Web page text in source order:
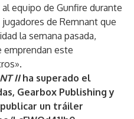
equipo de Gunfire durante
de Remnant que
la semana pasada,
emprendan este
IIha superado el
Gearbox Publishing y
publicar un tráiler